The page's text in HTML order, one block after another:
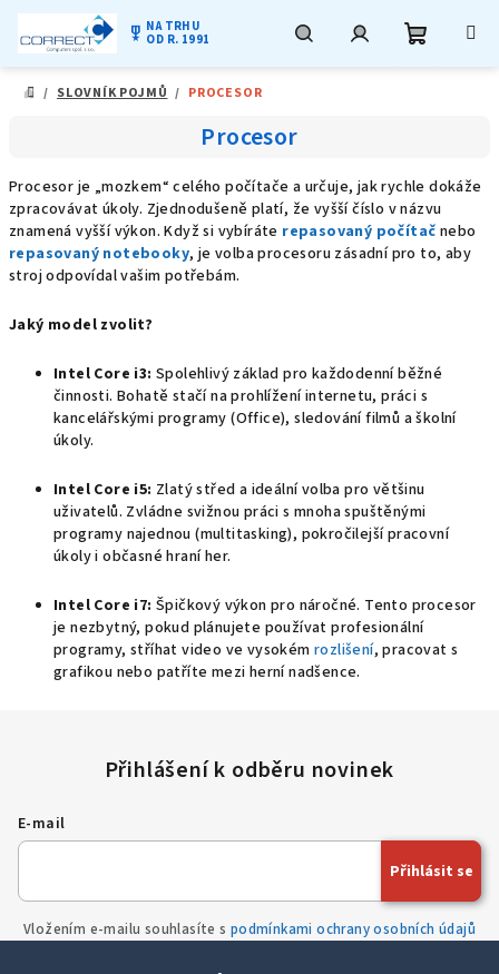
military_tech NA TRHU
OD R. 1991
DOMŮ
/ SLOVNÍK POJMŮ / PROCESOR
Procesor
Procesor je „mozkem“ celého počítače a určuje, jak rychle dokáže
zpracovávat úkoly. Zjednodušeně platí, že vyšší číslo v názvu
znamená vyšší výkon. Když si vybíráte repasovaný počítač nebo
repasovaný notebooky, je volba procesoru zásadní pro to, aby
stroj odpovídal vašim potřebám.
Jaký model zvolit?
Intel Core i3: Spolehlivý základ pro každodenní běžné
činnosti. Bohatě stačí na prohlížení internetu, práci s
kancelářskými programy (Office), sledování filmů a školní
úkoly.
Intel Core i5: Zlatý střed a ideální volba pro většinu
uživatelů. Zvládne svižnou práci s mnoha spuštěnými
programy najednou (multitasking), pokročilejší pracovní
úkoly i občasné hraní her.
Intel Core i7: Špičkový výkon pro náročné. Tento procesor
je nezbytný, pokud plánujete používat profesionální
programy, stříhat video ve vysokém rozlišení, pracovat s
grafikou nebo patříte mezi herní nadšence.
E-mail
Vložením e-mailu souhlasíte s podmínkami ochrany osobních údajů
Přihlásit se